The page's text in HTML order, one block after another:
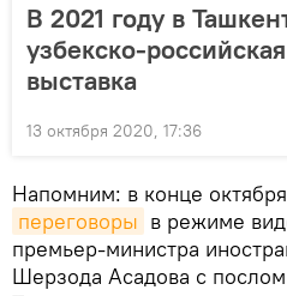
В 2021 году в
узбекско-
выставка
13 октября 2020, 17:36
Напомним: в конце
переговоры в режиме
премьер-министра
Шерзода Асадова с